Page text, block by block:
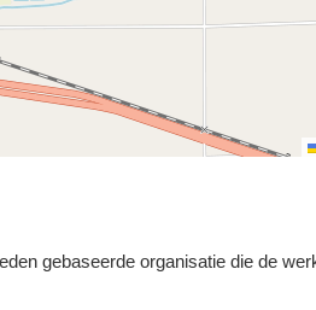
gebaseerde organisatie die de